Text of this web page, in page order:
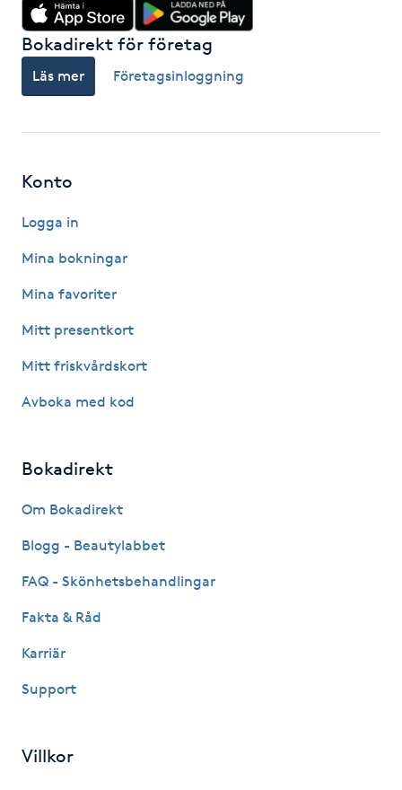
Gua Sha-massage
H
Hatha Yoga
HIFU
Hot Stone Massage
Huduppstramning
Hyaluronsyra
Hyperhidros
Hypnos
Bokadirekt för företag
Läs mer Företagsinloggning
Konto
Logga in
Mina bokningar
Mina favoriter
Mitt presentkort
Mitt friskvårdskort
Avboka med kod
Bokadirekt
Om Bokadirekt
Blogg - Beautylabbet
FAQ - Skönhetsbehandlingar
Fakta & Råd
Karriär
Support
Villkor